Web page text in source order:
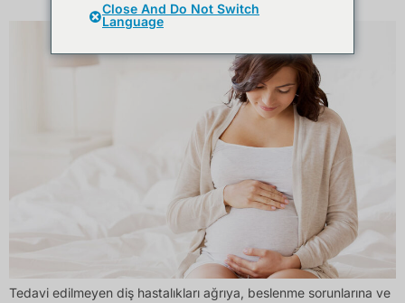
Tedavi edilmeyen diş hastalıkları ağrıya, beslenme sorunlarına ve
Close And Do Not Switch
Language